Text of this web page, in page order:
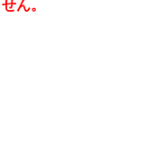
ん。